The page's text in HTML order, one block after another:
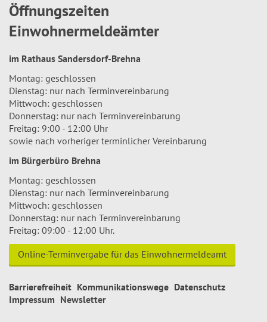
Öffnungszeiten
Einwohnermeldeämter
im Rathaus Sandersdorf-Brehna
Montag: geschlossen
Dienstag: nur nach Terminvereinbarung
Mittwoch: geschlossen
Donnerstag: nur nach Terminvereinbarung
Freitag: 9:00 - 12:00 Uhr
sowie nach vorheriger terminlicher Vereinbarung
im Bürgerbüro Brehna
Montag: geschlossen
Dienstag: nur nach Terminvereinbarung
Mittwoch: geschlossen
Donnerstag: nur nach Terminvereinbarung
Freitag: 09:00 - 12:00 Uhr.
Online-Terminvergabe für das Einwohnermeldeamt
Barrierefreiheit Kommunikationswege Datenschutz
Impressum Newsletter